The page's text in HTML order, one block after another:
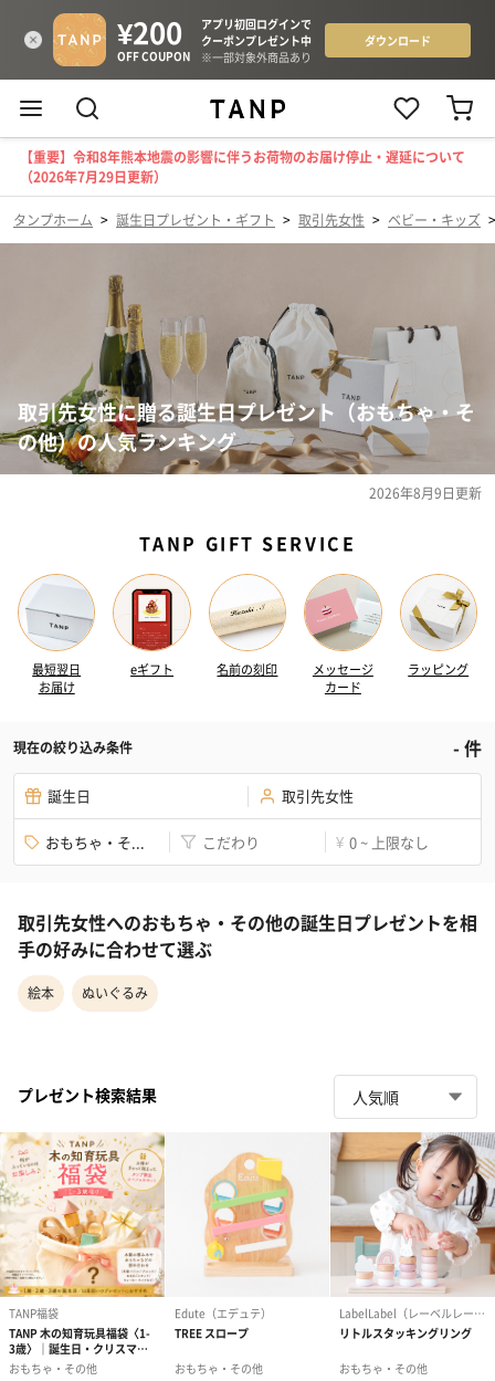
【重要】令和8年熊本地震の影響に伴うお荷物のお届け停止・遅延について
（2026年7月29日更新）
タンプホーム > 誕生日プレゼント・ギフト > 取引先女性 > ベビー・キッズ
取引先女性に贈る誕生日プレゼント（おもちゃ・そ
の他）の人気ランキング
2026年8月9日更新
TANP GIFT SERVICE
最短翌日
お届け
eギフト 名前の刻印
メッセージ
カード
ラッピング
現在の絞り込み条件 -件
誕生日 取引先女性
おもちゃ・そ... こだわり ¥ 0 ~ 上限なし
取引先女性へのおもちゃ・その他の誕生日プレゼントを相
手の好みに合わせて選ぶ
絵本 ぬいぐるみ
プレゼント検索結果